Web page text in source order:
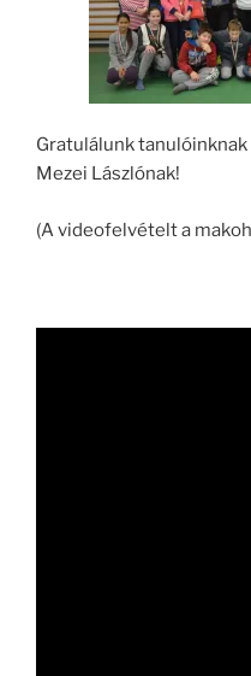
Gratulálunk
Mezei Lászlónak!
(A videofelvételt a